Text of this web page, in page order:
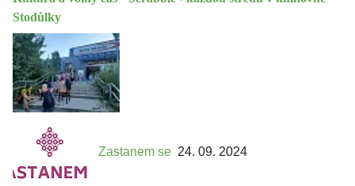
Stodůlky
Zastanem se 24. 09. 2024